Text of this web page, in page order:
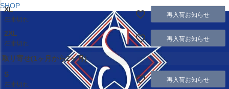
SHOP
XL
在庫切れ
再入荷お知らせ
2XL
在庫切れ
再入荷お知らせ
取り寄せ(1ヶ月から2ヶ月)
S
在庫切れ
再入荷お知らせ